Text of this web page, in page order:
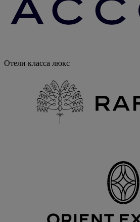
Отели класса люкс